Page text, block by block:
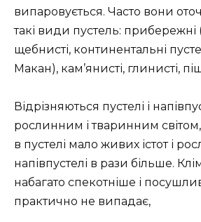
випаровується. Часто вони
такі види пустель: прибережні
щебнисті, континентальні
Макан), кам’янисті, глинисті,
Відрізняються пустелі і
рослинним і тваринним
в пустелі мало живих істот і
напівпустелі в рази більше.
набагато спекотніше і
практично не випадає,